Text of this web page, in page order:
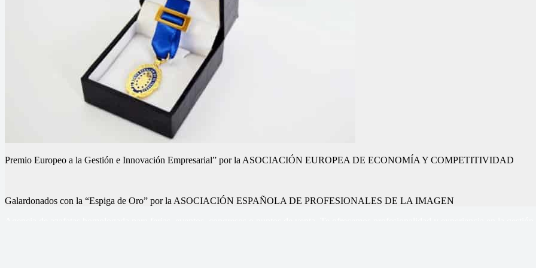
Nuestros eventos
Nuestros eventos
Nuestros eventos
Nuestros eventos
Nuestros eventos
Nuestros eventos
Premio Europeo a la Gestión e Innovación Empresarial” por la ASOCIACIÓN EUROPEA DE ECONOMÍA Y COMPETITIVIDAD
Galardonados con la “Espiga de Oro” por la ASOCIACIÓN ESPAÑOLA DE PROFESIONALES DE LA IMAGEN